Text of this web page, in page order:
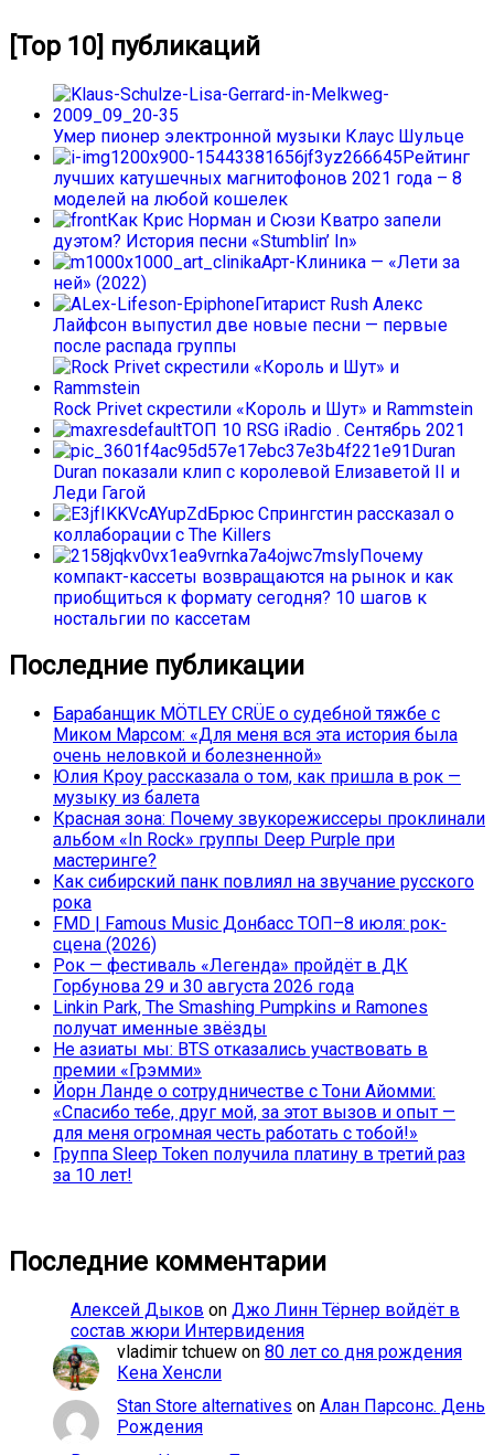
[Top 10] публикаций
Умер пионер электронной музыки Клаус Шульце
Рейтинг
лучших катушечных магнитофонов 2021 года – 8
моделей на любой кошелек
Как Крис Норман и Сюзи Кватро запели
дуэтом? История песни «Stumblin’ In»
Арт-Клиника — «Лети за
ней» (2022)
Гитарист Rush Алекс
Лайфсон выпустил две новые песни — первые
после распада группы
Rock Privet скрестили «Король и Шут» и Rammstein
ТОП 10 RSG iRadio . Сентябрь 2021
Duran
Duran показали клип с королевой Елизаветой II и
Леди Гагой
Брюс Спрингстин рассказал о
коллаборации с The Killers
Почему
компакт-кассеты возвращаются на рынок и как
приобщиться к формату сегодня? 10 шагов к
ностальгии по кассетам
Последние публикации
Барабанщик MÖTLEY CRÜE о судебной тяжбе с
Миком Марсом: «Для меня вся эта история была
очень неловкой и болезненной»
Юлия Кроу рассказала о том, как пришла в рок —
музыку из балета
Красная зона: Почему звукорежиссеры проклинали
альбом «In Rock» группы Deep Purple при
мастеринге?
Как сибирский панк повлиял на звучание русского
рока
FMD | Famous Music Донбасс ТОП–8 июля: рок-
сцена (2026)
Рок — фестиваль «Легенда» пройдёт в ДК
Горбунова 29 и 30 августа 2026 года
Linkin Park, The Smashing Pumpkins и Ramones
получат именные звёзды
Не азиаты мы: BTS отказались участвовать в
премии «Грэмми»
Йорн Ланде о сотрудничестве с Тони Айомми:
«Спасибо тебе, друг мой, за этот вызов и опыт —
для меня огромная честь работать с тобой!»
Группа Sleep Token получила платину в третий раз
за 10 лет!
Последние комментарии
Алексей Дыков on Джо Линн Тёрнер войдёт в
состав жюри Интервидения
vladimir tchuew on 80 лет со дня рождения
Кена Хенсли
Stan Store alternatives on Алан Парсонс. День
Рождения